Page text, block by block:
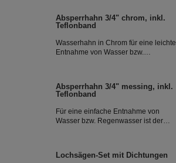
Absperrhahn 3/4" chrom, inkl.
Teflonband
Wasserhahn in Chrom für eine leichte
Entnahme von Wasser bzw.
Montage an der Regenwassertonne.
Das Teflonband dichtete das Gewinde
des Auslaufhahn ab.
Absperrhahn 3/4" messing, inkl.
Teflonband
Für eine einfache Entnahme von
Wasser bzw. Regenwasser ist der
ein 3/4 Zoll Außengewinde. Ein
Lochsägen-Set mit Dichtungen